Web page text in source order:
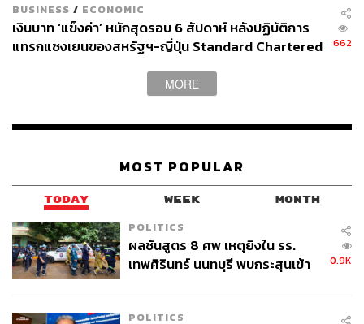
BUSINESS / ECONOMIC
เงินบาท ‘แข็งค่า’ หนักสุดรอบ 6 สัปดาห์ หลังปฏิบัติการ
แทรกแซงเยนของสหรัฐฯ-ญี่ปุ่น Standard Chartered
662
MORE
MOST POPULAR
TODAY WEEK MONTH
POLITICS
ผลชันสูตร 8 ศพ เหตุยิงใน รร.
เทพศิรินทร์ นนทบุรี พบกระสุนเข้า
0.9K
POLITICS